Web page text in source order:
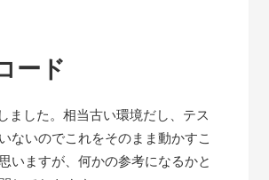
ード
ました。相当古い環境だし、テス
ないのでこれをそのまま動かすこ
いますが、何かの参考になるかと